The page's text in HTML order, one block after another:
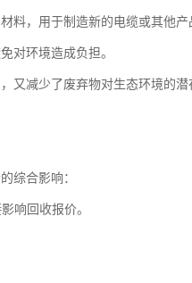
料，用于制造新的电缆或其他产
对环境造成负担。
又减少了废弃物对生态环境的潜
综合影响：
响回收报价。